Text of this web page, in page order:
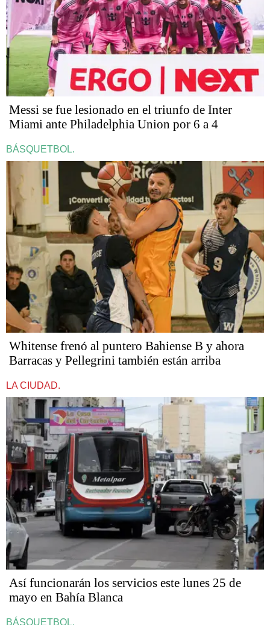
Messi se fue lesionado en el triunfo de Inter
Miami ante Philadelphia Union por 6 a 4
BÁSQUETBOL.
Whitense frenó al puntero Bahiense B y ahora
Barracas y Pellegrini también están arriba
LA CIUDAD.
Así funcionarán los servicios este lunes 25 de
mayo en Bahía Blanca
BÁSQUETBOL.